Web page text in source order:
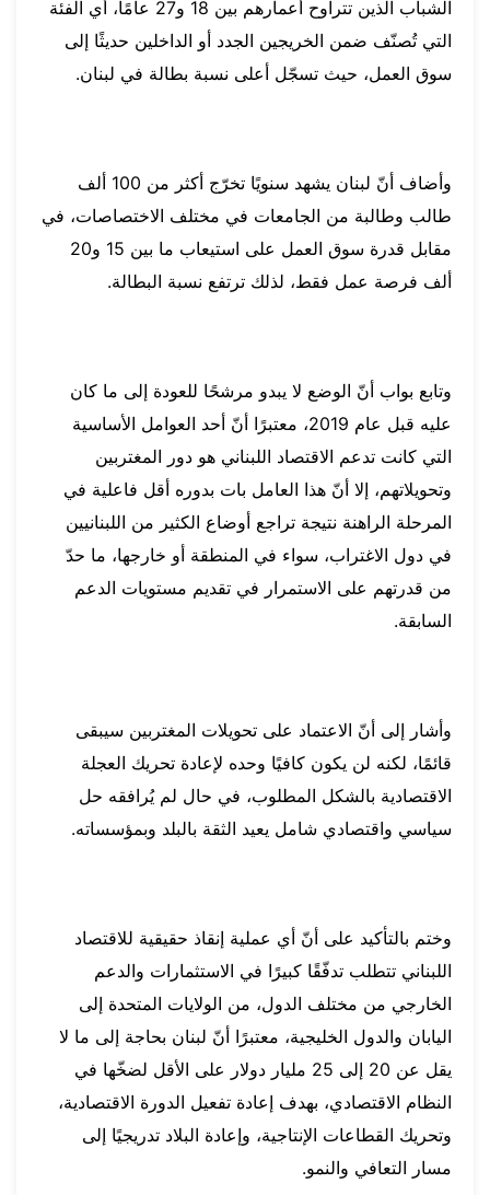
الشباب الذين تتراوح أعمارهم بين 18 و27 عامًا، أي الفئة
التي تُصنّف ضمن الخريجين الجدد أو الداخلين حديثًا إلى
سوق العمل، حيث تسجّل أعلى نسبة بطالة في لبنان.
وأضاف أنّ لبنان يشهد سنويًا تخرّج أكثر من 100 ألف
طالب وطالبة من الجامعات في مختلف الاختصاصات، في
مقابل قدرة سوق العمل على استيعاب ما بين 15 و20
ألف فرصة عمل فقط، لذلك ترتفع نسبة البطالة.
وتابع بواب أنّ الوضع لا يبدو مرشحًا للعودة إلى ما كان
عليه قبل عام 2019، معتبرًا أنّ أحد العوامل الأساسية
التي كانت تدعم الاقتصاد اللبناني هو دور المغتربين
وتحويلاتهم، إلا أنّ هذا العامل بات بدوره أقل فاعلية في
المرحلة الراهنة نتيجة تراجع أوضاع الكثير من اللبنانيين
في دول الاغتراب، سواء في المنطقة أو خارجها، ما حدّ
من قدرتهم على الاستمرار في تقديم مستويات الدعم
السابقة.
وأشار إلى أنّ الاعتماد على تحويلات المغتربين سيبقى
قائمًا، لكنه لن يكون كافيًا وحده لإعادة تحريك العجلة
الاقتصادية بالشكل المطلوب، في حال لم يُرافقه حل
سياسي واقتصادي شامل يعيد الثقة بالبلد وبمؤسساته.
وختم بالتأكيد على أنّ أي عملية إنقاذ حقيقية للاقتصاد
اللبناني تتطلب تدفّقًا كبيرًا في الاستثمارات والدعم
الخارجي من مختلف الدول، من الولايات المتحدة إلى
اليابان والدول الخليجية، معتبرًا أنّ لبنان بحاجة إلى ما لا
يقل عن 20 إلى 25 مليار دولار على الأقل لضخّها في
النظام الاقتصادي، بهدف إعادة تفعيل الدورة الاقتصادية،
وتحريك القطاعات الإنتاجية، وإعادة البلاد تدريجيًا إلى
مسار التعافي والنمو.